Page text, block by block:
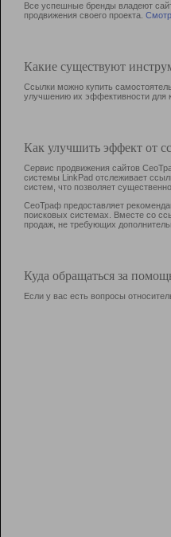
Все успешные бренды владеют
продвижения своего проекта.
Какие существуют
Ссылки можно купить
улучшению их эффективности для
Как улучшить эффект от
Сервис продвижения сайтов
системы LinkPad отслеживает
систем, что позволяет
СеоТраф предоставляет
поисковых системах. Вместе со
продаж, не требующих
Куда обращаться за
Если у вас есть вопросы